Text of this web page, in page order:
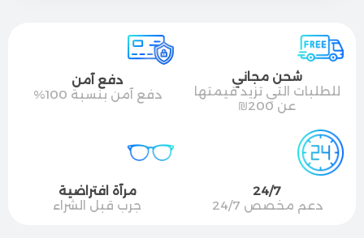
شحن مجاني
للطلبات التي تزيد قيمتها
عن 200₪
دفع آمن
دفع آمن بنسبة 100%
24/7
دعم مخصص 24/7
مرآة افتراضية
جرب قبل الشراء